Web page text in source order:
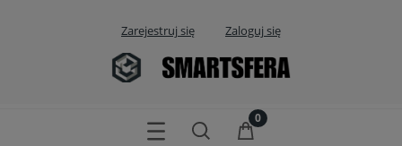
Zarejestruj się Zaloguj się